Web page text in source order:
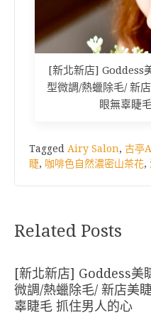
[新北新店] Goddess
型微調/熱蠟除毛/ 新
眼無辜睫
Tagged Airy Salon, 古亭
睫, 咖啡色自然濃密山茶花,
Related Posts
[新北新店] Goddess美
微調/熱蠟除毛/ 新店美
辜睫毛 抓住男人的心